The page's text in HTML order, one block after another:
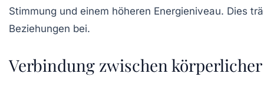
Stimmung und einem höheren Energieniveau. Dies
Beziehungen bei.
Verbindung zwischen